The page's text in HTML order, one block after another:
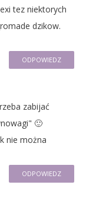
tez niektorych
dzikow.
ODPOWIEDZ
zabijać
🙂
nie można
ODPOWIEDZ